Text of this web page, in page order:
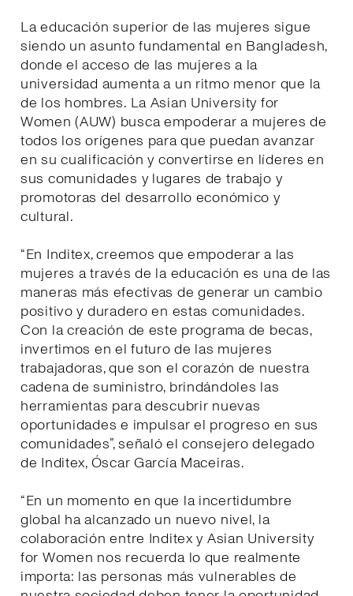
La educación superior de las mujeres sigue
siendo un asunto fundamental en Bangladesh,
donde el acceso de las mujeres a la
universidad aumenta a un ritmo menor que la
de los hombres. La Asian University for
Women (AUW) busca empoderar a mujeres de
todos los orígenes para que puedan avanzar
en su cualificación y convertirse en líderes en
sus comunidades y lugares de trabajo y
promotoras del desarrollo económico y
cultural.
“En Inditex, creemos que empoderar a las
mujeres a través de la educación es una de las
maneras más efectivas de generar un cambio
positivo y duradero en estas comunidades.
Con la creación de este programa de becas,
invertimos en el futuro de las mujeres
trabajadoras, que son el corazón de nuestra
cadena de suministro, brindándoles las
herramientas para descubrir nuevas
oportunidades e impulsar el progreso en sus
comunidades”, señaló el consejero delegado
de Inditex, Óscar García Maceiras.
“En un momento en que la incertidumbre
global ha alcanzado un nuevo nivel, la
colaboración entre Inditex y Asian University
for Women nos recuerda lo que realmente
importa: las personas más vulnerables de